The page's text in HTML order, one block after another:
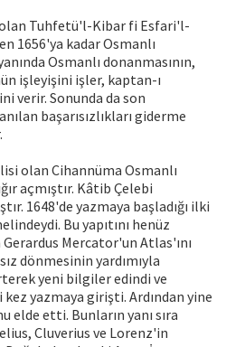
olan Tuhfetü'l-Kibar fi Esfari'l-
1656'ya kadar Osmanlı
Osmanlı donanmasının,
işleyişini işler, kaptan-ı
verir. Sonunda da son
başarısızlıkları giderme
olan Cihannüma Osmanlı
açmıştır. Kâtib Çelebi
1648'de yazmaya başladığı ilki
Bu yapıtını henüz
Mercator'un Atlas'ını
dönmesinin yardımıyla
yeni bilgiler edindi ve
yazmaya girişti. Ardından yine
etti. Bunların yanı sıra
Cluverius ve Lorenz'in